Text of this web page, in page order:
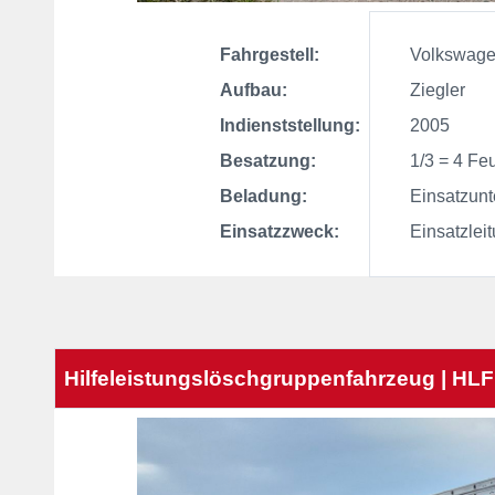
Fahrgestell:
Aufbau:
Indienststellung:
Besatzung:
Beladung:
Einsatzzweck:
Ziegler
2005
1/3 = 4
Hilfeleistungslöschgruppenfahrzeug |